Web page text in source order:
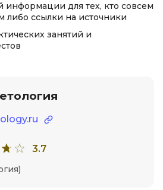
информации для тех, кто совсем
либо ссылки на источники
занятий и
3.7